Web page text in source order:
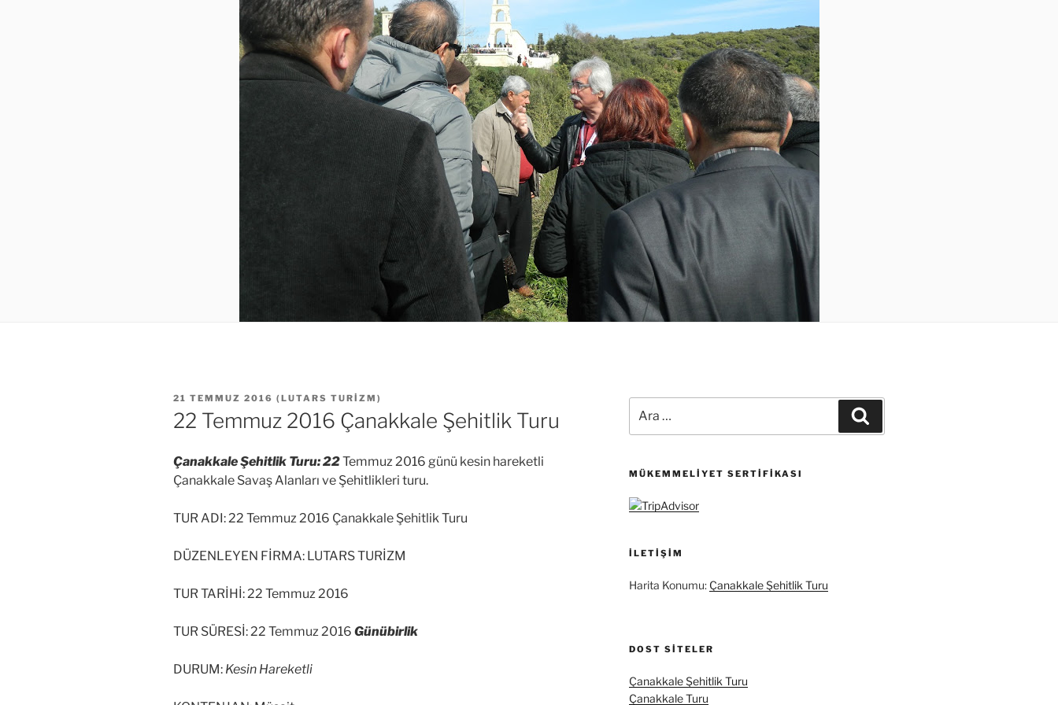
YAYIM
TARIHI
21 TEMMUZ 2016 ( LUTARS TURIZM )
22 Temmuz 2016 Çanakkale Şehitlik Turu
Çanakkale Şehitlik Turu: 22Temmuz 2016 günü kesin hareketli
Çanakkale Savaş Alanları ve Şehitlikleri turu.
TUR ADI: 22 Temmuz 2016 Çanakkale Şehitlik Turu
DÜZENLEYEN FİRMA: LUTARS TURİZM
TUR TARİHİ: 22 Temmuz 2016
TUR SÜRESİ: 22 Temmuz 2016 Günübirlik
DURUM: Kesin Hareketli
MÜKEMMELIYET SERTIFIKASI
İLETIŞIM
Harita Konumu: Çanakkale Şehitlik Turu
DOST SITELER
Çanakkale Şehitlik Turu
Çanakkale Turu